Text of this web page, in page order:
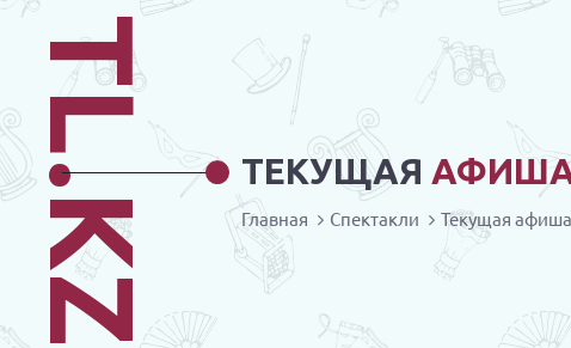
ТЕКУЩАЯ
TL.KZ Главная Спектакли Текущая афиша